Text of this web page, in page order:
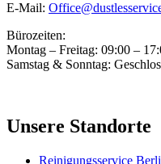
E-Mail:
Bürozeiten:
Montag – Freitag: 09:00 –
Samstag & Sonntag:
Unsere Standorte
Reinigungsservice